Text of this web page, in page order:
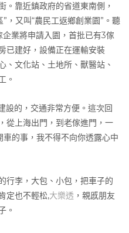
。靠近鎮政府的省道東南側，
，又叫“農民工返鄉創業園”。聽
業將申請入園，首批已有3傢
已建好，設備正在運輸安裝
、文化站、土地所、獸醫站、
。
的，交通非常方便。這次回
從上海出門，到老傢進門，一
的事，我不得不向你透露心中
李，大包、小包，把車子的
定也不輕松,大樂透 ，親慼朋友
。